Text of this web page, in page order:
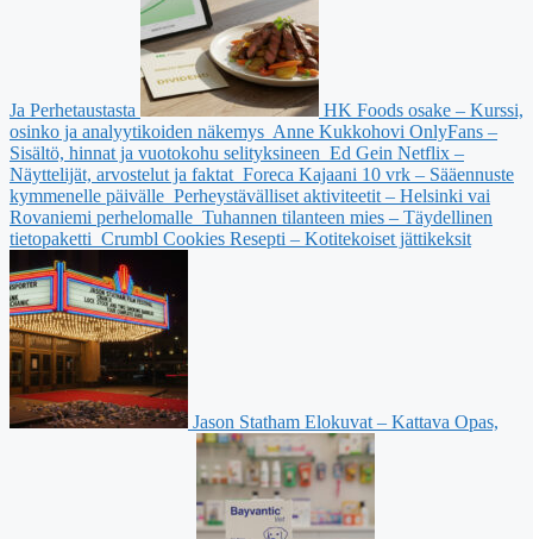
Ja Perhetaustasta
HK Foods osake – Kurssi,
osinko ja analyytikoiden näkemys Anne Kukkohovi OnlyFans –
Sisältö, hinnat ja vuotokohu selityksineen Ed Gein Netflix –
Näyttelijät, arvostelut ja faktat Foreca Kajaani 10 vrk – Sääennuste
kymmenelle päivälle Perheystävälliset aktiviteetit – Helsinki vai
Rovaniemi perhelomalle Tuhannen tilanteen mies – Täydellinen
tietopaketti Crumbl Cookies Resepti – Kotitekoiset jättikeksit
Jason Statham Elokuvat – Kattava Opas,